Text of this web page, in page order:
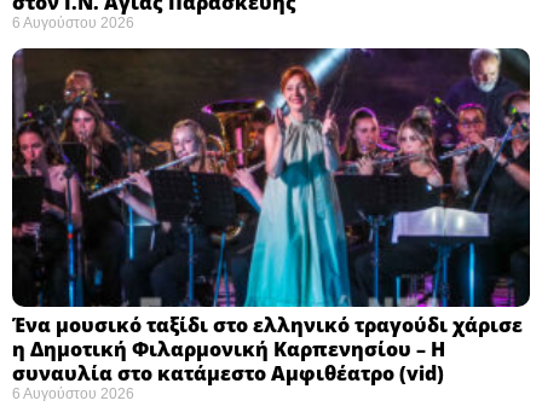
6 Αυγούστου 2026
Ένα μουσικό ταξίδι στο ελληνικό τραγούδι χάρισε
η Δημοτική Φιλαρμονική Καρπενησίου – Η
συναυλία στο κατάμεστο Αμφιθέατρο (vid)
6 Αυγούστου 2026